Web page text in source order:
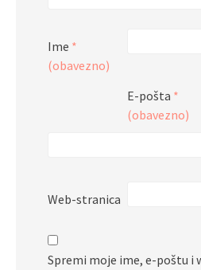
Ime *
(obavezno)
E-pošta *
(obavezno)
Web-stranica
Spremi moje ime, e-poštu i